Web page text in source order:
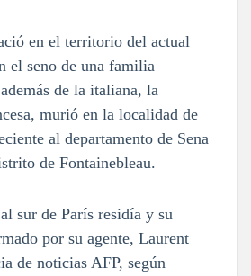
en el territorio del actual
el seno de una familia
de la italiana, la
murió en la localidad de
al departamento de Sena
de Fontainebleau.
sur de París residía y su
por su agente, Laurent
de noticias AFP, según